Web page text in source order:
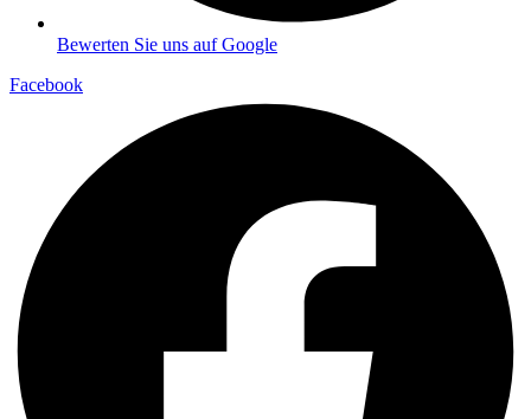
Bewerten Sie uns auf Google
Facebook